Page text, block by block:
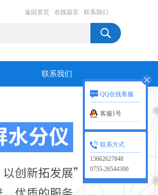
返回首页 在线留言 联系我们
联系我们
QQ在线客服
客服1号
联系方式
13662627848
0755-26544300